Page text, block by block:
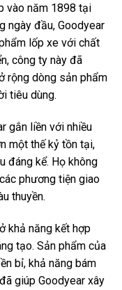
vào năm 1898 tại
ngày đầu, Goodyear
lốp xe với chất
công ty này đã
rộng dòng sản phẩm
tiêu dùng.
gắn liền với nhiều
một thế kỷ tồn tại,
đáng kể. Họ không
phương tiện giao
thuyền.
khả năng kết hợp
tạo. Sản phẩm của
bỉ, khả năng bám
giúp Goodyear xây